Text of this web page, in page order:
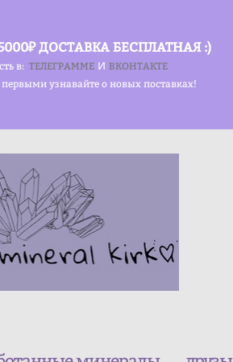
ДОСТАВКА БЕСПЛАТНАЯ :)
в: ТЕЛЕГРАММЕи ВКОНТАКТЕ
узнавайте о новых поставках!